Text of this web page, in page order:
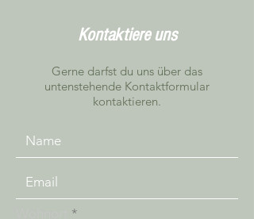
Kontaktiere uns
Gerne darfst du uns über das
untenstehende Kontaktformular
kontaktieren.